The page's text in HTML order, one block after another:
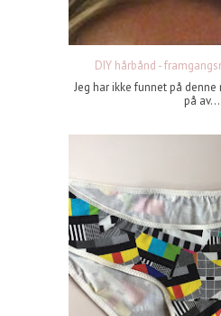
DIY hårbånd -
Jeg har ikke funnet på
på av...